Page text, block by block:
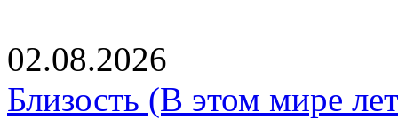
02.08.2026
Близость (В этом мире